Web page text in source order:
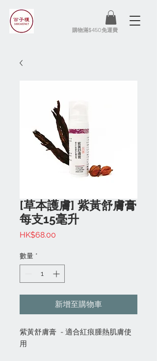
​購物滿$450免運費
[草本護膚] 紫黃舒膚膏
每支15毫升
HK$68.00
數量 *
新增至購物車
紫黃舒膚膏 - 適合紅痕腫熱肌膚使
用